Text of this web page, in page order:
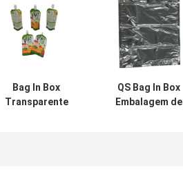
Bag In Box
Transparente
QS Bag In Box
Embalagem de